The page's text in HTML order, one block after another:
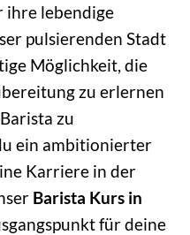
ihre lebendige
pulsierenden Stadt
Möglichkeit, die
zu erlernen
zu
ein ambitionierter
Karriere in der
Barista Kurs in
für deine